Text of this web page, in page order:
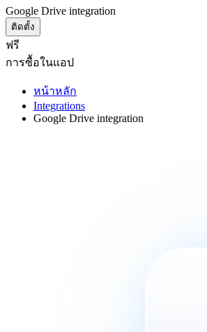
Google Drive integration
ติดตั้ง
ฟรี
การซื้อในแอป
หน้าหลัก
Integrations
Google Drive integration